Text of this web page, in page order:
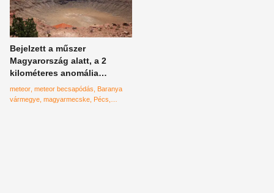
Bejelzett a műszer
Magyarország alatt, a 2
kilométeres anomália
mindent elpusztított,
világelső lett a vármegye
meteor meteor becsapódás
Baranya
vármegye magyarmecske Pécs